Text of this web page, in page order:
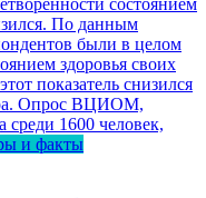
По данным
были в целом
здоровья своих
показатель снизился
Опрос ВЦИОМ,
1600 человек,
и факты